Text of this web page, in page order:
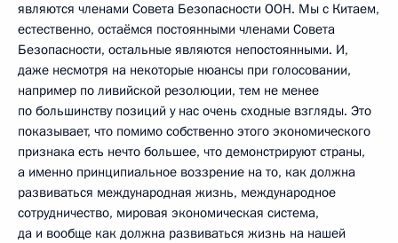
являются членами Совета Безопасности ООН. Мы с Китаем,
естественно, остаёмся постоянными членами Совета
Безопасности, остальные являются непостоянными. И,
даже несмотря на некоторые нюансы при голосовании,
например по ливийской резолюции, тем не менее
по большинству позиций у нас очень сходные взгляды. Это
показывает, что помимо собственно этого экономического
признака есть нечто большее, что демонстрируют страны,
а именно принципиальное воззрение на то, как должна
развиваться международная жизнь, международное
сотрудничество, мировая экономическая система,
да и вообще как должна развиваться жизнь на нашей